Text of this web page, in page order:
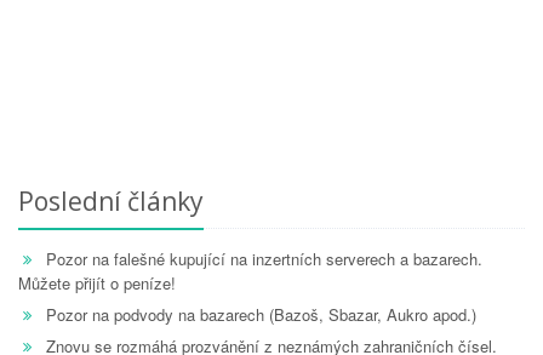
Poslední články
Pozor na falešné kupující na inzertních serverech a bazarech.
Můžete přijít o peníze!
Pozor na podvody na bazarech (Bazoš, Sbazar, Aukro apod.)
Znovu se rozmáhá prozvánění z neznámých zahraničních čísel.